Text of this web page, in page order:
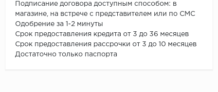
Подписание договора доступным способом: в
магазине, на встрече с представителем или по СМС
Одобрение за 1-2 минуты
Срок предоставления кредита от 3 до 36 месяцев
Срок предоставления рассрочки от 3 до 10 месяцев
Достаточно только паспорта